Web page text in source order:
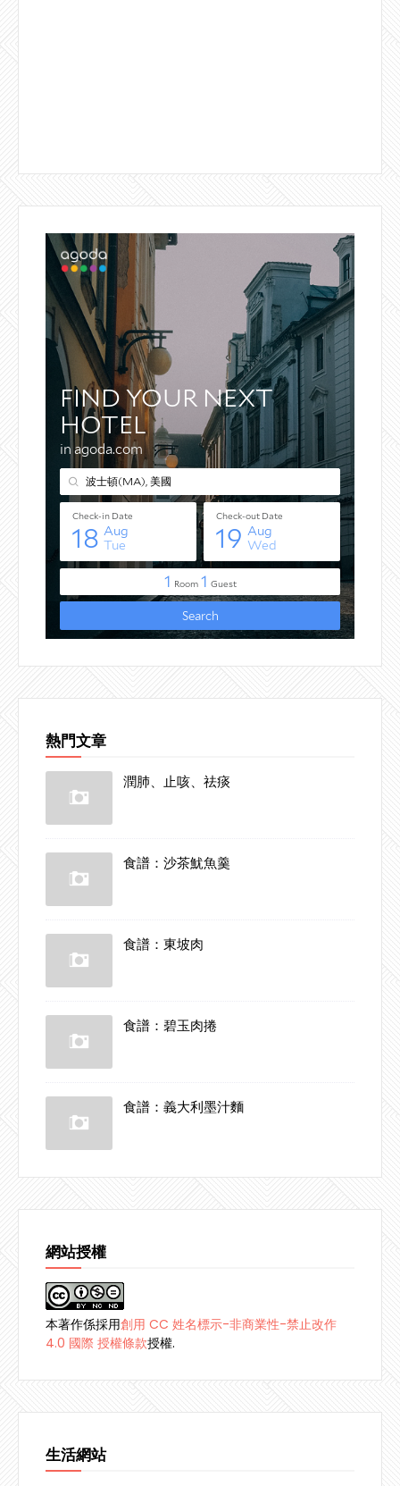
熱門文章
潤肺、止咳、祛痰
食譜：沙茶魷魚羹
食譜：東坡肉
食譜：碧玉肉捲
食譜：義大利墨汁麵
網站授權
本著作係採用創用 CC 姓名標示-非商業性-禁止改作
4.0 國際 授權條款授權.
生活網站